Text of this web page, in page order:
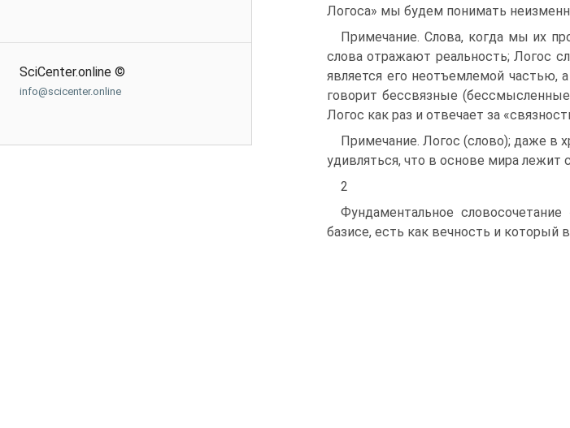
SciCenter.online ©
info@scicenter.online
Логоса» мы будем понимать
Примечание. Слова, когда мы их
слова отражают реальность; Логос
является его неотъемлемой частью,
говорит бессвязные
Логос как раз и отвечает за
Примечание. Логос (слово); даже в
удивляться, что в основе мира
2
Фундаментальное
базисе, есть как вечность и который